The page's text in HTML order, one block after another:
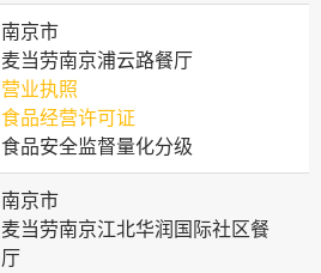
南京市
麦当劳南京浦云路餐厅
营业执照
食品经营许可证
食品安全监督量化分级
南京市
麦当劳南京江北华润国际社区餐
厅